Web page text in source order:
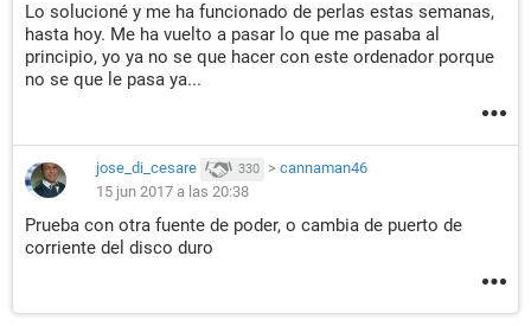
Lo solucioné y me ha funcionado de perlas estas semanas,
hasta hoy. Me ha vuelto a pasar lo que me pasaba al
principio, yo ya no se que hacer con este ordenador porque
no se que le pasa ya...
jose_di_cesare 330 > cannaman46
15 jun 2017 a las 20:38
Prueba con otra fuente de poder, o cambia de puerto de
corriente del disco duro